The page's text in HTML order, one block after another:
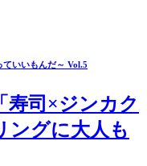
いいもんだ～ Vol.5
寿司×ジンカク
ングに大人も